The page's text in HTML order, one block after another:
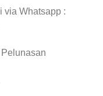
via Whatsapp :